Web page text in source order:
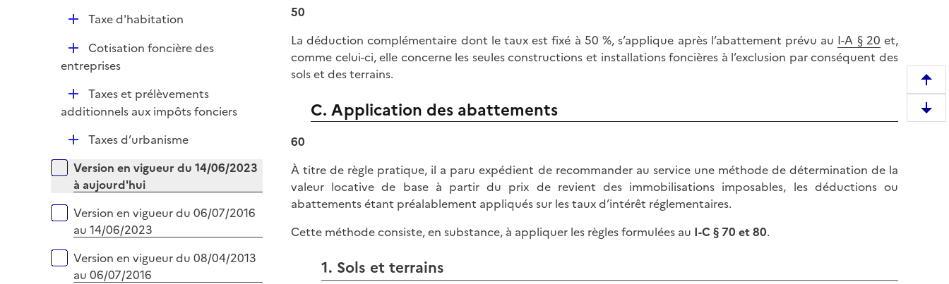
l
i
e
r
D
l
e
r
Taxe d'habitation
D
é
i
Cotisation foncière des
entreprises
D
é
i
e
r
Taxes et prélèvements
additionnels aux impôts fonciers
D
p
l
i
r
Taxes d’urbanisme
Versions sur la période
Version en vigueur du 14/06/2023
à aujourd'hui
Version en vigueur du 06/07/2016
au 14/06/2023
Version en vigueur du 08/04/2013
au 06/07/2016
50
La déduction complémentaire dont le taux est fixé à 50 %, s’applique après l’abattement prévu au I-A § 20 et,
comme celui-ci, elle concerne les seules constructions et installations foncières à l’exclusion par conséquent des
sols et des terrains.
C. Application des abattements
60
À titre de règle pratique, il a paru expédient de recommander au service une méthode de détermination de la
valeur locative de base à partir du prix de revient des immobilisations imposables, les déductions ou
abattements étant préalablement appliqués sur les taux d’intérêt réglementaires.
Cette méthode consiste, en substance, à appliquer les règles formulées au I-C § 70 et 80.
1. Sols et terrains
e
m
D